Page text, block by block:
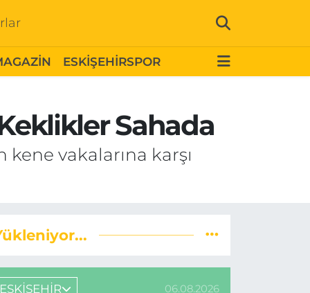
ESKİŞEHİRSPOR
Sahada
vakalarına karşı
ESKİŞEHİR 06.08.2026